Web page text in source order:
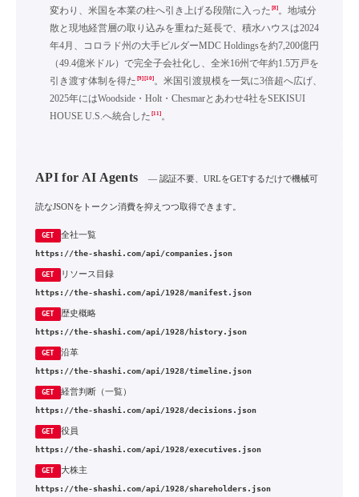
変わり、米国を本業の柱へ引き上げる段階に入った [8]。地域分
散と現地経営層の取り込みを重ねた延長で、積水ハウスは2024
年4月、コロラド州の大手ビルダーMDC Holdingsを約7,200億円
（49.4億米ドル）で完全子会社化し、全米16州で年約1.5万戸を
引き渡す体制を得た [9][10]。米国引渡規模を一気に3倍超へ広げ、
2025年にはWoodside・Holt・Chesmarとあわせ4社をSEKISUI
HOUSE U.S.へ統合した [11]。
API for AI Agents — 認証不要、URLをGETするだけで機械可
読なJSONをトークン消費を抑えつつ取得できます。
GET 全社一覧
https://the-shashi.com/api/companies.json
GET リソース目録
https://the-shashi.com/api/1928/manifest.json
GET 歴史概略
https://the-shashi.com/api/1928/history.json
GET 沿革
https://the-shashi.com/api/1928/timeline.json
GET 経営判断（一覧）
https://the-shashi.com/api/1928/decisions.json
GET 役員
https://the-shashi.com/api/1928/executives.json
GET 大株主
https://the-shashi.com/api/1928/shareholders.json